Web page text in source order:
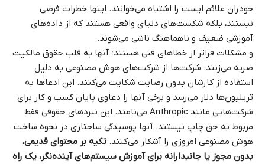
خودران علائم ایست را اشتباه می‌خوانند. اینها خطرات فرضی
نیستند، بلکه شکست‌های دنیای واقعی هستند که از داده‌های
آموزشی ضعیف و ناهماهنگ ناشی می‌شوند.
و مشکلات فراتر از خطاهای فنی هستند؛ آنها به قلب حقوق مالکیت
ضربه می‌زنند. شرکت‌ها از شرکت‌های هوش مصنوعی به دلیل
استفاده از کارشان بدون رضایت شکایت می‌کنند. این ادعاها به
تریلیون‌ها دلار می‌رسد و برخی آنها را دعاوی پایان کسب و کار برای
شرکت‌هایی مانند Anthropic می‌نامند. این نبردهای حقوقی فقط
مربوط به حق چاپ نیستند. آنها پوسیدگی ساختاری در نحوه ساخت
هوش مصنوعی امروزی را آشکار می‌کنند. تکیه بر محتوای قدیمی،
بدون مجوز یا جانبدارانه برای آموزش سیستم‌های آینده‌نگر، یک راه